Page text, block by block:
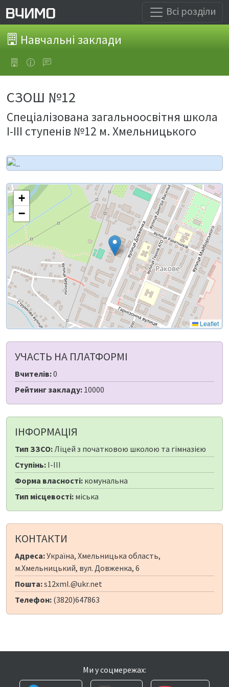
Всі розділи
Навчальні заклади
СЗОШ №12
Спеціалізована загальноосвітня школа
І-ІІІ ступенів №12 м. Хмельницького
+
−
Leaflet
УЧАСТЬ НА ПЛАТФОРМІ
Вчителів:0
Рейтинг закладу: 10000
ІНФОРМАЦІЯ
Тип ЗЗСО:Ліцей з початковою школою та гімназією
Ступінь: I-III
Форма власності: комунальна
Тип місцевості: міська
КОНТАКТИ
Адреса:Україна, Хмельницька область,
м.Хмельницький, вул. Довженка, 6
Пошта:s12xml.@ukr.net
Телефон: (3820)647863
Ми у соцмережах: